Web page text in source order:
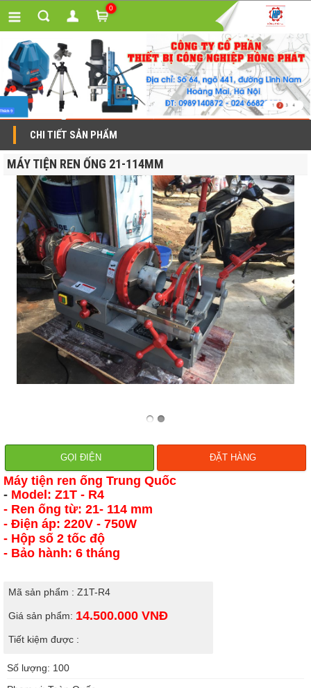
0
CHI TIẾT SẢN PHẨM
MÁY TIỆN REN ỐNG 21-114MM
GỌI ĐIỆN ĐẶT HÀNG
Máy tiện ren ống Trung Quốc
- Model: Z1T - R4
- Ren ống từ: 21- 114 mm
- Điện áp: 220V - 750W
- Hộp số 2 tốc độ
- Bảo hành: 6 tháng
Mã sản phẩm : Z1T-R4
Giá sản phẩm: 14.500.000 VNĐ
Tiết kiệm được :
Số lượng: 100